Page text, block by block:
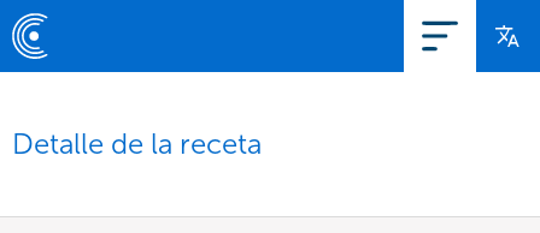
Detalle de la receta